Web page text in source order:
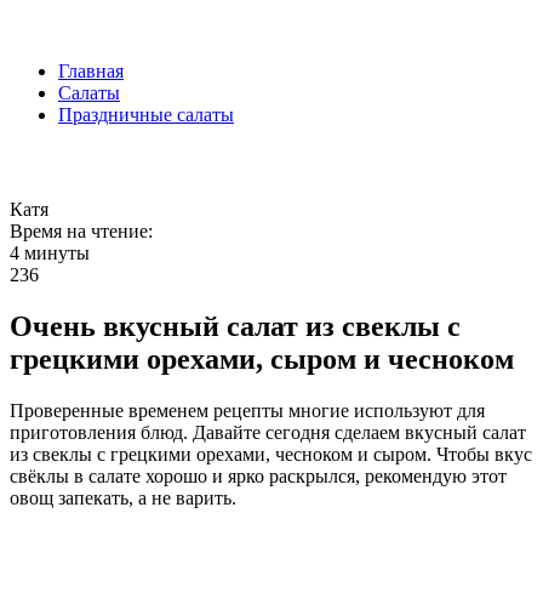
Главная
Салаты
Праздничные салаты
Катя
Время на чтение:
4 минуты
236
Очень вкусный салат из свеклы с
грецкими орехами, сыром и чесноком
Проверенные временем рецепты многие используют для
приготовления блюд. Давайте сегодня сделаем вкусный салат
из свеклы с грецкими орехами, чесноком и сыром. Чтобы вкус
свёклы в салате хорошо и ярко раскрылся, рекомендую этот
овощ запекать, а не варить.